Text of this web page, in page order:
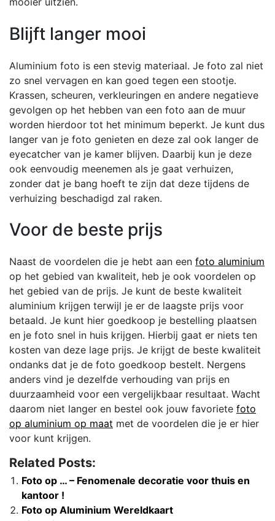
Blijft langer mooi
Aluminium foto is een stevig materiaal. Je foto zal niet
zo snel vervagen en kan goed tegen een stootje.
Krassen, scheuren, verkleuringen en andere negatieve
gevolgen op het hebben van een foto aan de muur
worden hierdoor tot het minimum beperkt. Je kunt dus
langer van je foto genieten en deze zal ook langer de
eyecatcher van je kamer blijven. Daarbij kun je deze
ook eenvoudig meenemen als je gaat verhuizen,
zonder dat je bang hoeft te zijn dat deze tijdens de
verhuizing beschadigd zal raken.
Voor de beste prijs
Naast de voordelen die je hebt aan een foto aluminium
op het gebied van kwaliteit, heb je ook voordelen op
het gebied van de prijs. Je kunt de beste kwaliteit
aluminium krijgen terwijl je er de laagste prijs voor
betaald. Je kunt hier goedkoop je bestelling plaatsen
en je foto snel in huis krijgen. Hierbij gaat er niets ten
kosten van deze lage prijs. Je krijgt de beste kwaliteit
ondanks dat je de foto goedkoop bestelt. Nergens
anders vind je dezelfde verhouding van prijs en
duurzaamheid voor een vergelijkbaar resultaat. Wacht
daarom niet langer en bestel ook jouw favoriete foto
op aluminium op maat met de voordelen die je er hier
voor kunt krijgen.
Related Posts:
Foto op … – Fenomenale decoratie voor thuis en
kantoor !
Foto op Aluminium Wereldkaart